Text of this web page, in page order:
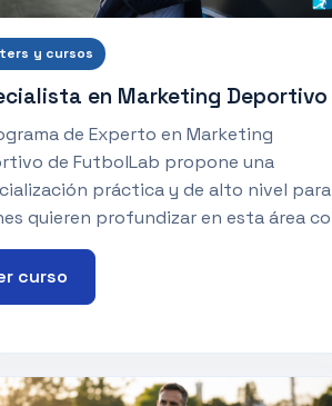
y cursos
en Marketing Deportivo
de Experto en Marketing
de FutbolLab propone una
práctica y de alto nivel para
quieren profundizar en esta área co
curso